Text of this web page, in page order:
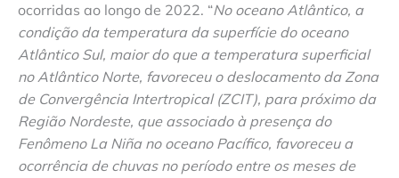
ocorridas ao longo de 2022. “No oceano Atlântico, a
condição da temperatura da superfície do oceano
Atlântico Sul, maior do que a temperatura superficial
no Atlântico Norte, favoreceu o deslocamento da Zona
de Convergência Intertropical (ZCIT), para próximo da
Região Nordeste, que associado à presença do
Fenômeno La Niña no oceano Pacífico, favoreceu a
ocorrência de chuvas no período entre os meses de